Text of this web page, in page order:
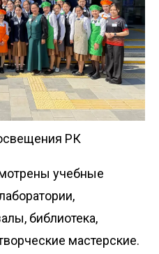
РК
учебные
библиотека,
мастерские.